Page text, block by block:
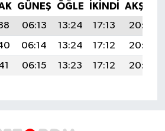
GÜNEŞ ÖĞLE İKINDI
AKŞAM
06:13 13:24 17:13
20:24
06:14 13:24 17:12
20:23
06:15 13:23 17:12 20:22